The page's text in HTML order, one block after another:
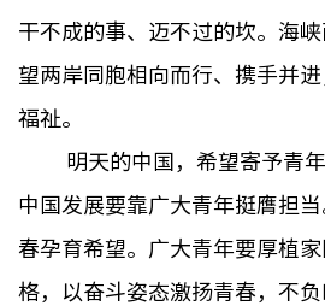
干不成的事、迈不过的坎。海
望两岸同胞相向而行、携手并
福祉。
明天的中国，希望寄予青
中国发展要靠广大青年挺膺担
春孕育希望。广大青年要厚植
格，以奋斗姿态激扬青春，不负